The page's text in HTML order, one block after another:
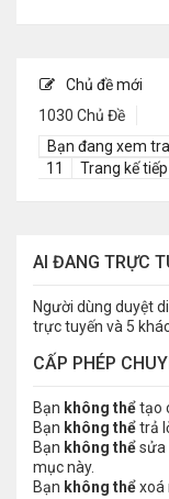
Chủ đề mới
1030 Chủ Đề
Bạn đang xem
11
Trang kế tiếp
AI ĐANG TRỰC
Người dùng duyệt
trực tuyến và 5
CẤP PHÉP
Bạn không thểtạo
Bạn không thểtrả
Bạn không thểsửa
mục này.
Bạn không thểxoá